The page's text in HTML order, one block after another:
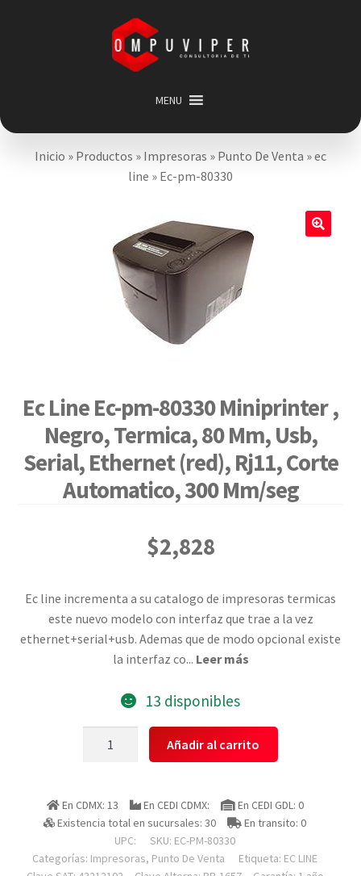
Saltar
navegación
contenido
MENU
Inicio
Categorias
Expandir
Carrito
Mi cuenta
Acerca de
Inicio » Productos » Impresoras » Punto De Venta »ec
line » Ec-pm-80330
Ec Line Ec-pm-80330 Miniprinter ,
Negro, Termica, 80 Mm, Usb,
Serial, Ethernet (red), Rj11, Corte
Automatico, 300 Mm/seg
$2,828
Ec line incrementa a su catalogo de impresoras termicas
este nuevo modelo con interfaz que trae a la vez
ethernet+serial+usb. Ademas que de modo opcional existe
la interfaz co... Leer más
13 disponibles
80330
Miniprinter
,
Añadir al carrito
En CDMX: 13 En CEDI CDMX:
En CEDI GDL: 0
Existencia total en sucursales: 30
En transito: 0
UPC:
SKU: EC-PM-80330
Categorías: Impresoras, Punto De Venta Etiqueta: EC LINE